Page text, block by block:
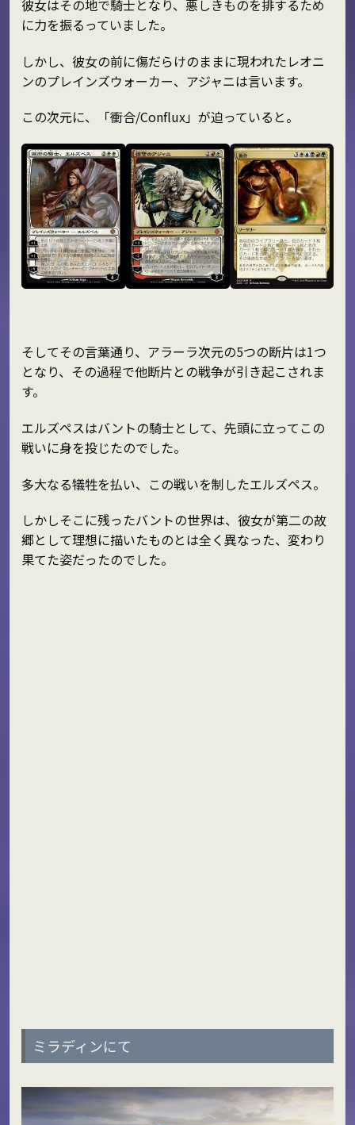
彼女はその地で騎士となり、悪しきものを排するため
に力を振るっていました。
しかし、彼女の前に傷だらけのままに現われたレオニ
ンのプレインズウォーカー、アジャニは言います。
この次元に、「衝合/Conflux」が迫っていると。
そしてその言葉通り、アラーラ次元の5つの断片は1つ
となり、その過程で他断片との戦争が引き起こされま
す。
エルズペスはバントの騎士として、先頭に立ってこの
戦いに身を投じたのでした。
多大なる犠牲を払い、この戦いを制したエルズペス。
しかしそこに残ったバントの世界は、彼女が第二の故
郷として理想に描いたものとは全く異なった、変わり
果てた姿だったのでした。
ミラディンにて